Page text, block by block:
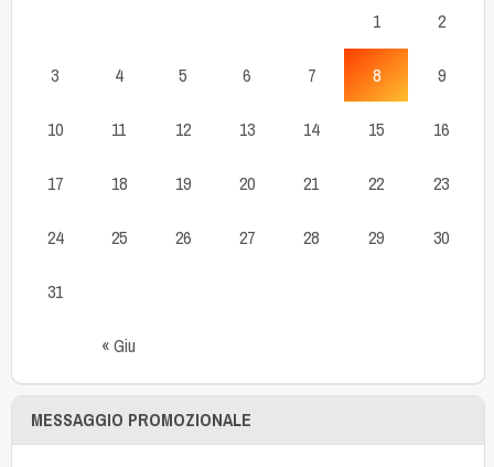
« Giu
1 2
3 4 5 6 7 8 9
10 11 12 13 14 15 16
17 18 19 20 21 22 23
24 25 26 27 28 29 30
31
MESSAGGIO PROMOZIONALE